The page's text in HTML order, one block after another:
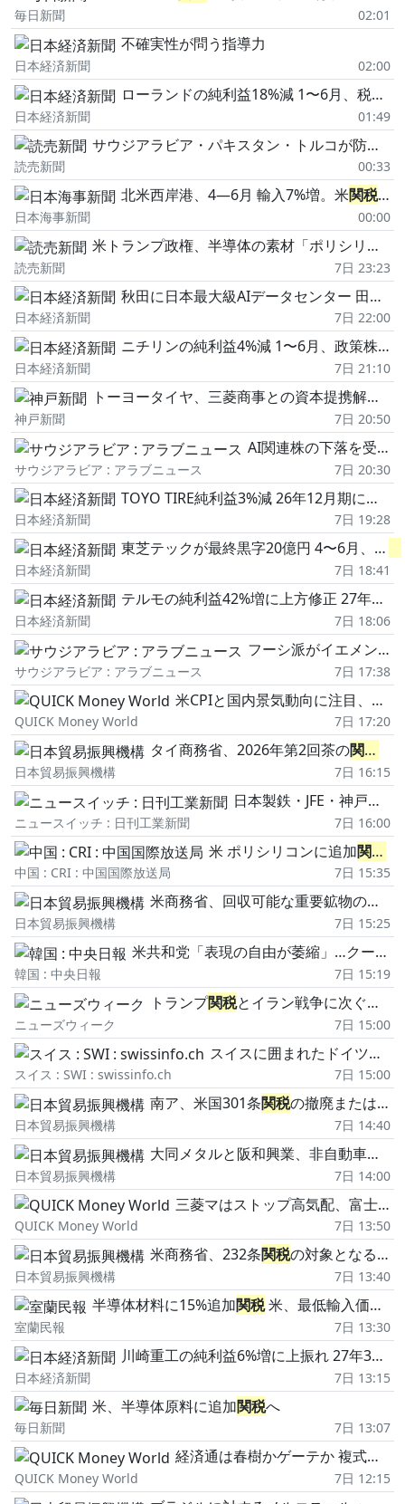
毎日新聞 02:01
不確実性が問う指導力
日本経済新聞 02:00
ローランドの純利益18%減 1〜6月、税負担減の反動で
日本経済新聞 01:49
サウジアラビア・パキスタン・トルコが防衛協定に署名「いずれの国への武力攻撃、全ての国への攻撃とみなす」と規定
読売新聞 00:33
北米西岸港、4―6月 輸入7%増。米関税変
日本海事新聞 00:00
米トランプ政権、半導体の素材「ポリシリコン」に15%の追加
読売新聞 7日 23:23
秋田に日本最大級AIデータセンター 田中浩一郎さんらとThink!
日本経済新聞 7日 22:00
ニチリンの純利益4%減 1〜6月、政策株売却益の反動
日本経済新聞 7日 21:10
トーヨータイヤ、三菱商事との資本提携解消 26年6月中間は米の
神戸新聞 7日 20:50
AI関連株の下落を受け、日経平均が下落
サウジアラビア : アラブニュース 7日 20:30
TOYO TIRE純利益3%減 26年12月期に上振れ、円安追い風
日本経済新聞 7日 19:28
東芝テックが最終黒字20億円 4〜6月、米
日本経済新聞 7日 18:41
テルモの純利益42%増に上方修正 27年3月期、米
日本経済新聞 7日 18:06
フーシ派がイエメンで並行経済を築き上げた
サウジアラビア : アラブニュース 7日 17:38
米CPIと国内景気動向に注目、来週の相場を先読み(スケジュールチェック)
QUICK Money World 7日 17:20
タイ商務省、2026年第2回茶の関税
日本貿易振興機構 7日 16:15
日本製鉄・JFE・神戸製鋼…高炉3社の通期見通し、中東情勢の影響は?
ニュースイッチ : 日刊工業新聞 7日 16:00
米 ポリシリコンに追加関税
中国 : CRI : 中国国際放送局 7日 15:35
米商務省、回収可能な重要鉱物の輸出制限措置を発表、リチウムイオン電池やタングステンの廃棄物が対象
日本貿易振興機構 7日 15:25
米共和党「表現の自由が萎縮」…クーパンの次は韓国「偽ニュース法」に照準(1)
韓国 : 中央日報 7日 15:19
トランプ関税とイラン戦争に次ぐ世界の危機「スーパーエルニーニョ」とは?
ニューズウィーク 7日 15:00
スイスに囲まれたドイツの村「ビュージンゲン」
スイス : SWI : swissinfo.ch 7日 15:00
南ア、米国301条関税の撤廃または引き下げを目指す
日本貿易振興機構 7日 14:40
大同メタルと阪和興業、非自動車産業向けの製造投資相次ぐ
日本貿易振興機構 7日 14:00
三菱マはストップ高気配、富士フイルム急落(午後のニュース拾い読み)
QUICK Money World 7日 13:50
米商務省、232条関税の対象となる鉄鋼・アルミ・銅の派生品追加を提案、パブリックコメント募集
日本貿易振興機構 7日 13:40
半導体材料に15%追加関税米、最低輸入価格も導入 12月発動、日韓は特例措置
室蘭民報 7日 13:30
川崎重工の純利益6%増に上振れ 27年3月期、特許の和解金で
日本経済新聞 7日 13:15
米、半導体原料に追加関税へ
毎日新聞 7日 13:07
経済通は春樹かゲーテか 複式簿記が築いた繁栄(木村貴の経済の法則!)
QUICK Money World 7日 12:15